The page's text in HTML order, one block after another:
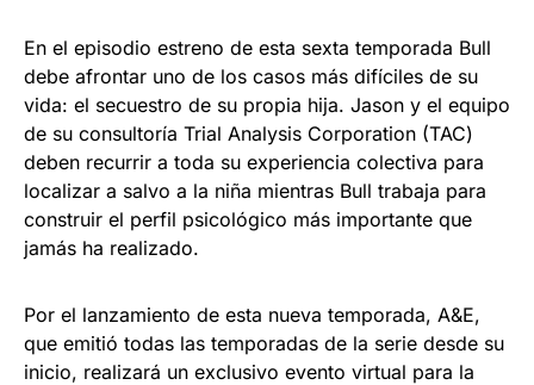
En el episodio estreno de esta sexta temporada Bull
debe afrontar uno de los casos más difíciles de su
vida: el secuestro de su propia hija. Jason y el equipo
de su consultoría Trial Analysis Corporation (TAC)
deben recurrir a toda su experiencia colectiva para
localizar a salvo a la niña mientras Bull trabaja para
construir el perfil psicológico más importante que
jamás ha realizado.
Por el lanzamiento de esta nueva temporada, A&E,
que emitió todas las temporadas de la serie desde su
inicio, realizará un exclusivo evento virtual para la